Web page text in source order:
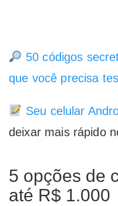
50 códigos
que você precisa
Seu celular
deixar mais rápido
5 opções de
até R$ 1.000